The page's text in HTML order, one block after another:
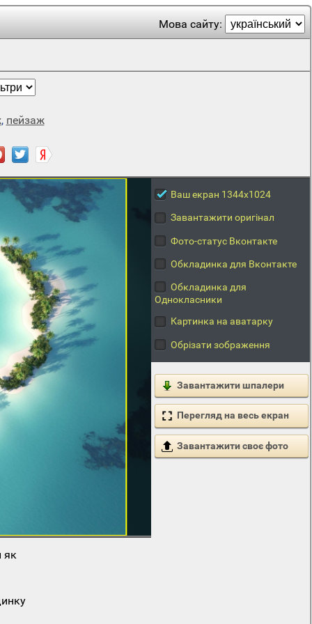
Мова сайту:
, пейзаж
Ваш екран 1344x1024
Завантажити оригінал
Фото-статус Вконтакте
Обкладинка для Вконтакте
Обкладинка для
Однокласники
Картинка на аватарку
Обрізати зображення
Завантажити шпалери
Перегляд на весь екран
Завантажити своє фото
як